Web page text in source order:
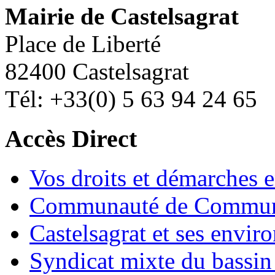
Mairie de Castelsagrat
Place de Liberté
82400 Castelsagrat
Tél: +33(0) 5 63 94 24 65
Accès Direct
Vos droits et démarches
Communauté de
Castelsagrat et ses
Syndicat mixte du